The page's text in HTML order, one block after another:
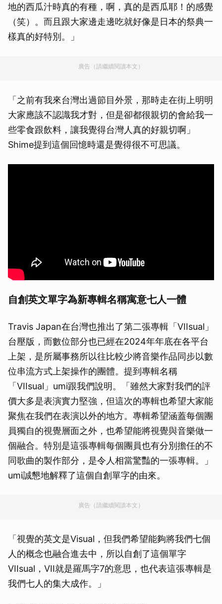
地的西瓜汁時真的有種，啊，真的是西瓜耶！的感覺
（笑）。而且跟大家邊走邊吃就好像是日本的祭典一
樣真的好特別。」
廣告（請繼續閱讀本文）
「之前有我來台灣出過節目外景，那時走在街上明明
大家應該不認識我才對，但是卻都很親切的會給我一
些零食跟飲料，讓我覺得台灣人真的好親切啊」
Shime提到這個回憶時還是覺得很不可思議。
自創英文單字為新專輯名稱寓意七人一體
Travis Japan在台灣也推出了第二張專輯「VIIsual」
台壓版，而數位部分也已經在2024年年底在各平台
上架，是所屬事務所以往比較少將音樂作品同步以數
位串流方式上架操作的團體。提到專輯名稱
「VIIsual」umi跟我們說明。「雖然大家對我們的評
價大多是表演實力堅強，但這次的專輯也希望大家能
聚焦在我們在表演以外的地方。專輯希望涵蓋每個團
員獨自的視覺層面之外，也希望能將視覺與音樂做一
個融合。特別是這張專輯每個團員也有分別擔任的不
同歌曲的製作部分，是令人相當驚豔的一張專輯。」
umi誠懇地解釋了這個自創單字的由來。
廣告（請繼續閱讀本文）
「視覺的英文是Visual，但我們希望能夠將我們七個
人的概念也融合進去中，所以自創了這個單字
VIIsual，VII就是羅馬字7的意思，也代表這張專輯是
我們七人的集大成作。」